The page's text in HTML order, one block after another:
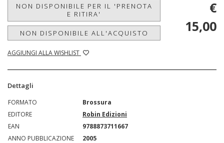
NON DISPONIBILE PER IL 'PRENOTA
E RITIRA'
NON DISPONIBILE ALL'ACQUISTO
AGGIUNGI ALLA WISHLIST
€
15,00
Dettagli
FORMATO
Brossura
EDITORE
Robin Edizioni
EAN
9788873711667
ANNO PUBBLICAZIONE
2005